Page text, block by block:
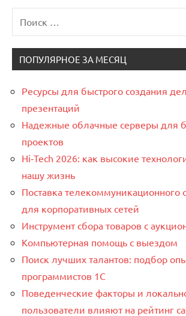
для:
ПОПУЛЯРНОЕ ЗА МЕСЯЦ
Ресурсы для быстрого создания
презентаций
Надежные облачные серверы для
проектов
Hi‑Tech 2026: как высокие
нашу жизнь
Поставка телекоммуникационного
для корпоративных сетей
Инструмент сбора товаров с
Компьютерная помощь с выездом
Поиск лучших талантов: подбор
программистов 1C
Поведенческие факторы и
пользователи влияют на рейтинг